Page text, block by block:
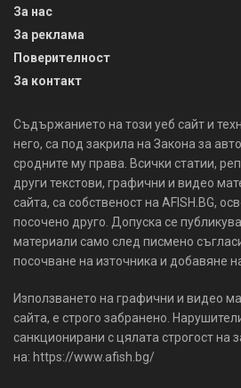
За нас
За реклама
Поверителност
За контакт
Съдържанието на този уеб сайт и
него, са под закрила на Закона за
сродните му права. Всички статии,
други текстови, графични и видео
сайта, са собственост на AFISH.BG,
посочено друго. Допуска се
материали само след писмено
посочване на източника и добавяне
Използването на графични и видео
сайта, е строго забранено.
санкционирани с цялата строгост на
на: https://www.afish.bg/